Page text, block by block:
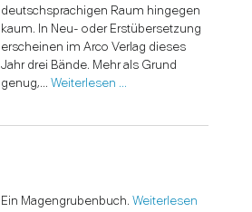
deutschsprachigen Raum hingegen
kaum. In Neu- oder Erstübersetzung
erscheinen im Arco Verlag dieses
Jahr drei Bände. Mehr als Grund
genug,... Weiterlesen …
Ein Magengrubenbuch. Weiterlesen